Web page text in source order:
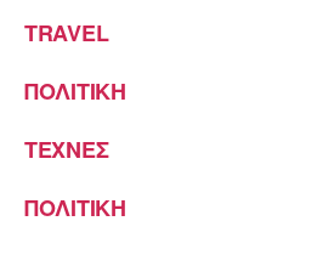
TRAVEL
ΠΟΛΙΤΙΚΗ
ΤΕΧΝΕΣ
ΠΟΛΙΤΙΚΗ